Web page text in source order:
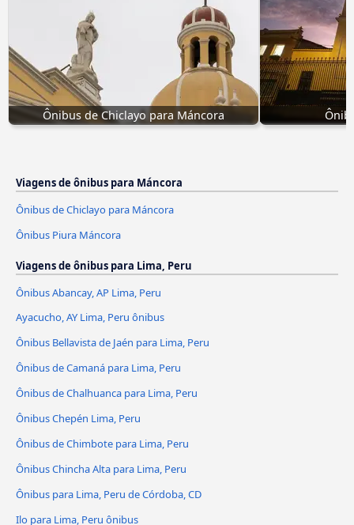
Ônibus de Chiclayo para Máncora
Viagens de ônibus para Máncora
Ônibus de Chiclayo para Máncora
Ônibus Piura Máncora
Viagens de ônibus para Lima, Peru
Ônibus Abancay, AP Lima, Peru
Ayacucho, AY Lima, Peru ônibus
Ônibus Bellavista de Jaén para Lima, Peru
Ônibus de Camaná para Lima, Peru
Ônibus de Chalhuanca para Lima, Peru
Ônibus Chepén Lima, Peru
Ônibus de Chimbote para Lima, Peru
Ônibus Chincha Alta para Lima, Peru
Ônibus para Lima, Peru de Córdoba, CD
Ilo para Lima, Peru ônibus